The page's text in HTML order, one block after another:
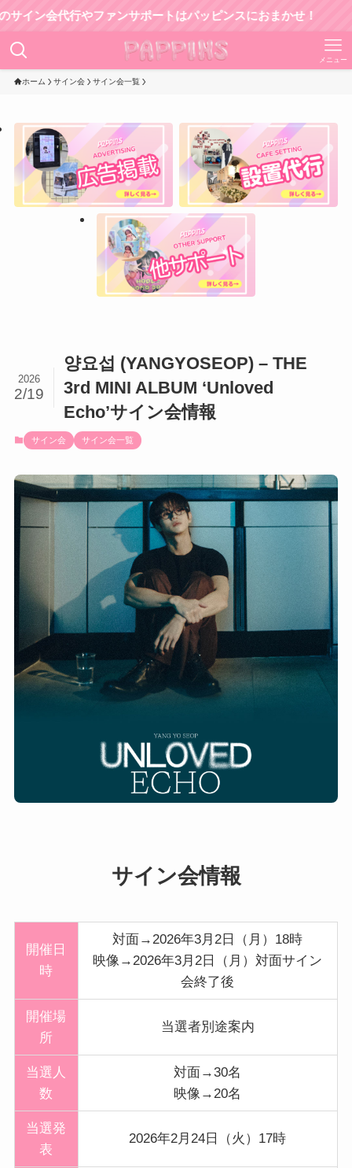
代行やファンサポートはパッピンスにおまかせ！
メニュー
ホーム サイン会 サイン会一覧
양요섭 (YANGYOSEOP) – THE
3rd MINI ALBUM ‘Unloved
Echo’サイン会情報
2026
2/19
サイン会 サイン会一覧
サイン会情報
開催日
時
対面→2026年3月2日（月）18時
映像→2026年3月2日（月）対面サイン
会終了後
開催場
所
当選者別途案内
当選人
数
対面→30名
映像→20名
当選発
表
2026年2月24日（火）17時